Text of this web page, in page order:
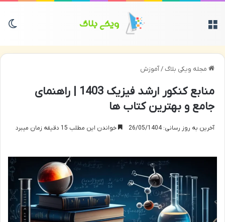
مجله ویکی بلاگ/آموزش
منابع کنکور ارشد فیزیک 1403 | راهنمای
جامع و بهترین کتاب ها
آخرین به روز رسانی: 26/05/1404 خواندن این مطلب 15 دقیقه زمان میبرد